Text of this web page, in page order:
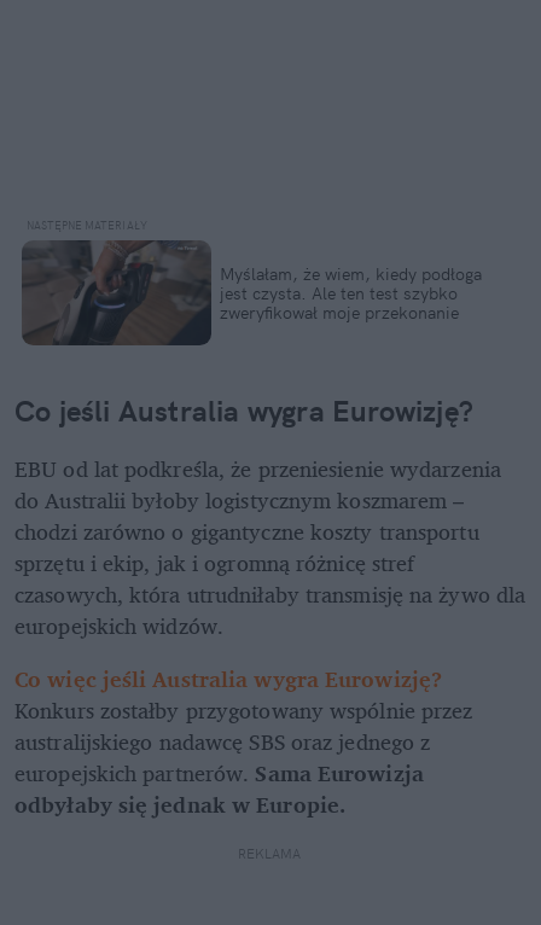
Myślałam, że wiem, kiedy podłoga
jest czysta. Ale ten test szybko
zweryfikował moje przekonanie
Co jeśli Australia wygra Eurowizję?
EBU od lat podkreśla, że przeniesienie wydarzenia
do Australii byłoby logistycznym koszmarem –
chodzi zarówno o gigantyczne koszty transportu
sprzętu i ekip, jak i ogromną różnicę stref
czasowych, która utrudniłaby transmisję na żywo dla
europejskich widzów.
Konkurs zostałby przygotowany wspólnie przez
australijskiego nadawcę SBS oraz jednego z
europejskich partnerów. Sama Eurowizja
odbyłaby się jednak w Europie.
REKLAMA